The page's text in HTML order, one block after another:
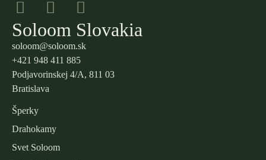
Soloom Slovakia
soloom@soloom.sk
+421 948 411 885
Podjavorinskej 4/A, 811 03
Bratislava
Šperky
Drahokamy
Svet Soloom